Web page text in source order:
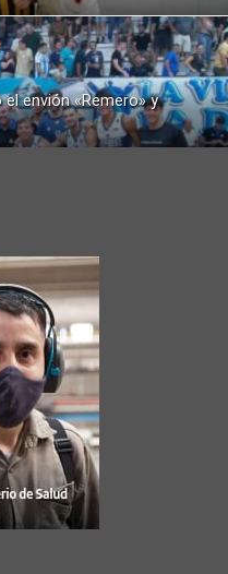
envión «Remero» y